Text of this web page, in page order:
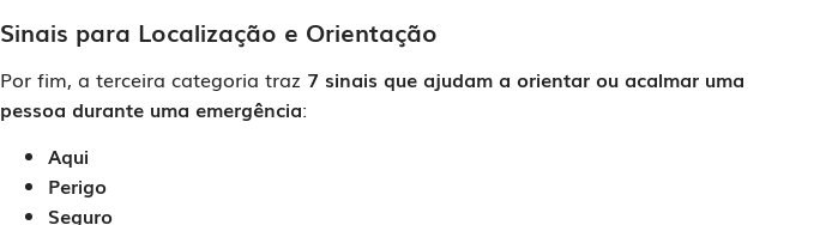
Sinais para Localização e Orientação
Por fim, a terceira categoria traz 7 sinais que ajudam a orientar ou acalmar uma
pessoa durante uma emergência:
Aqui
Perigo
Seguro